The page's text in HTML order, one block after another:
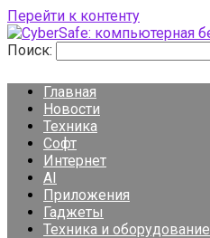
Перейти к контенту
Поиск:
Главная
Новости
Техника
Софт
Интернет
AI
Приложения
Гаджеты
Техника и оборудование